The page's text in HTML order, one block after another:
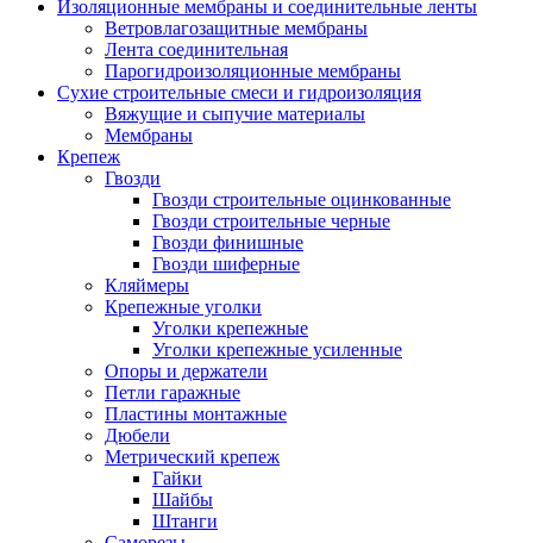
Изоляционные мембраны и соединительные ленты
Ветровлагозащитные мембраны
Лента соединительная
Парогидроизоляционные мембраны
Сухие строительные смеси и гидроизоляция
Вяжущие и сыпучие материалы
Мембраны
Крепеж
Гвозди
Гвозди строительные оцинкованные
Гвозди строительные черные
Гвозди финишные
Гвозди шиферные
Кляймеры
Крепежные уголки
Уголки крепежные
Уголки крепежные усиленные
Опоры и держатели
Петли гаражные
Пластины монтажные
Дюбели
Метрический крепеж
Гайки
Шайбы
Штанги